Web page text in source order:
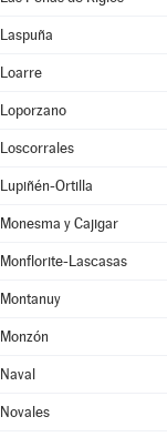
Laspuña
Loarre
Loporzano
Loscorrales
Lupiñén-Ortilla
Monesma y Cajigar
Monflorite-Lascasas
Montanuy
Monzón
Naval
Novales